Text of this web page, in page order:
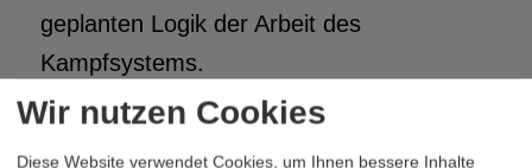
geplanten Logik der Arbeit des
Kampfsystems.
Wir nutzen Cookies
Diese Website verwendet Cookies, um Ihnen bessere Inhalte